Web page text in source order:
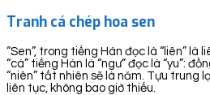
Tranh cá chép hoa sen
“Sen”, trong tiếng Hán đọc là “liên” là
“cá” tiếng Hán là “ngư” đọc là “yu”:
“niên” tất nhiên sẽ là năm. Tựu trung
liên tục, không bao giờ thiếu.